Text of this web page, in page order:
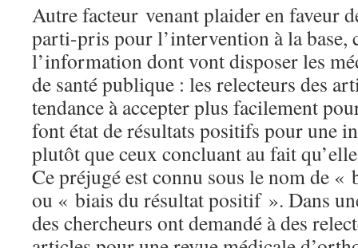
Autre facteur venant plaider en faveur
parti-pris pour l’intervention à la base,
l’information dont vont disposer les
de santé publique : les relecteurs des
tendance à accepter plus facilement
font état de résultats positifs pour une
plutôt que ceux concluant au fait
Ce préjugé est connu sous le nom de
ou « biais du résultat positif ». Dans
des chercheurs ont demandé à des